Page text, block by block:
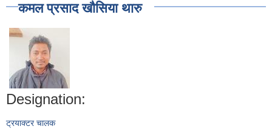
कमल प्रसाद खौसिया थारु
Designation:
ट्रयाक्टर चालक